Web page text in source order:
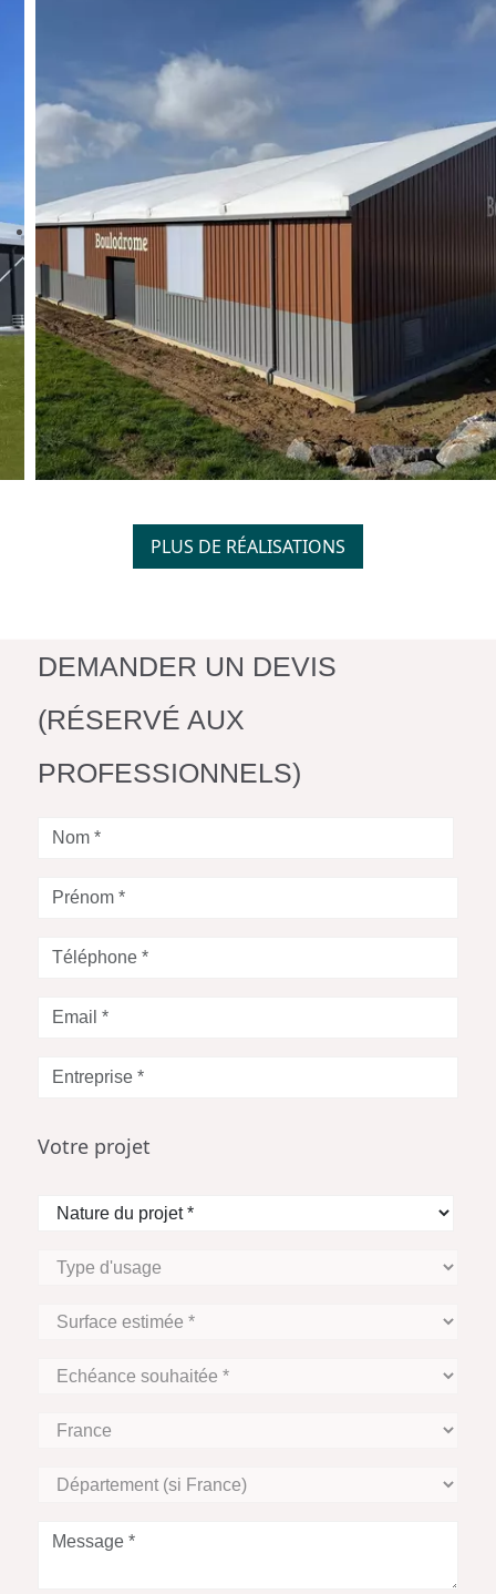
PLUS DE RÉALISATIONS
DEMANDER UN DEVIS
(RÉSERVÉ AUX
PROFESSIONNELS)
Nom
Prénom
Téléphone
Votre
Entreprise
Votre projet
Nature
projet
Type
Surface
Echéance
Zone
Département
France)
Message